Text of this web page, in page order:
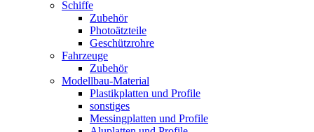
Schiffe
Zubehör
Photoätzteile
Geschützrohre
Fahrzeuge
Zubehör
Modellbau-Material
Plastikplatten und Profile
sonstiges
Messingplatten und Profile